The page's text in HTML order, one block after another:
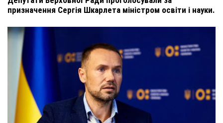
призначення Сергія Шкарлета міністром освіти і науки.